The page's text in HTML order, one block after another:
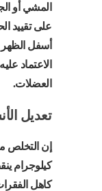
المشي أو
على تقييد
أسفل الظهر
الاعتماد
العضلات.
تعديل
إن التخلص
كيلوجرام
كاهل